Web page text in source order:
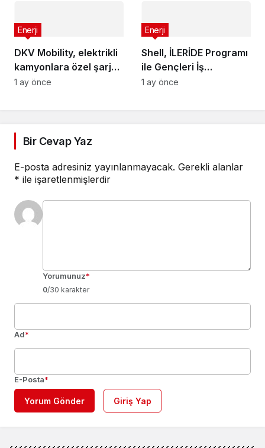
DKV Mobility, elektrikli
kamyonlara özel şarj
kartını kullanıma sundu
Enerji
1 ay önce
Shell, İLERİDE Programı
ile Gençleri İş
Dünyasına
Enerji
1 ay önce
Bir Cevap Yaz
E-posta adresiniz yayınlanmayacak. Gerekli alanlar
* ile işaretlenmişlerdir
Yorumunuz*
0/30 karakter
Ad*
E-Posta*
Yorum Gönder Giriş Yap